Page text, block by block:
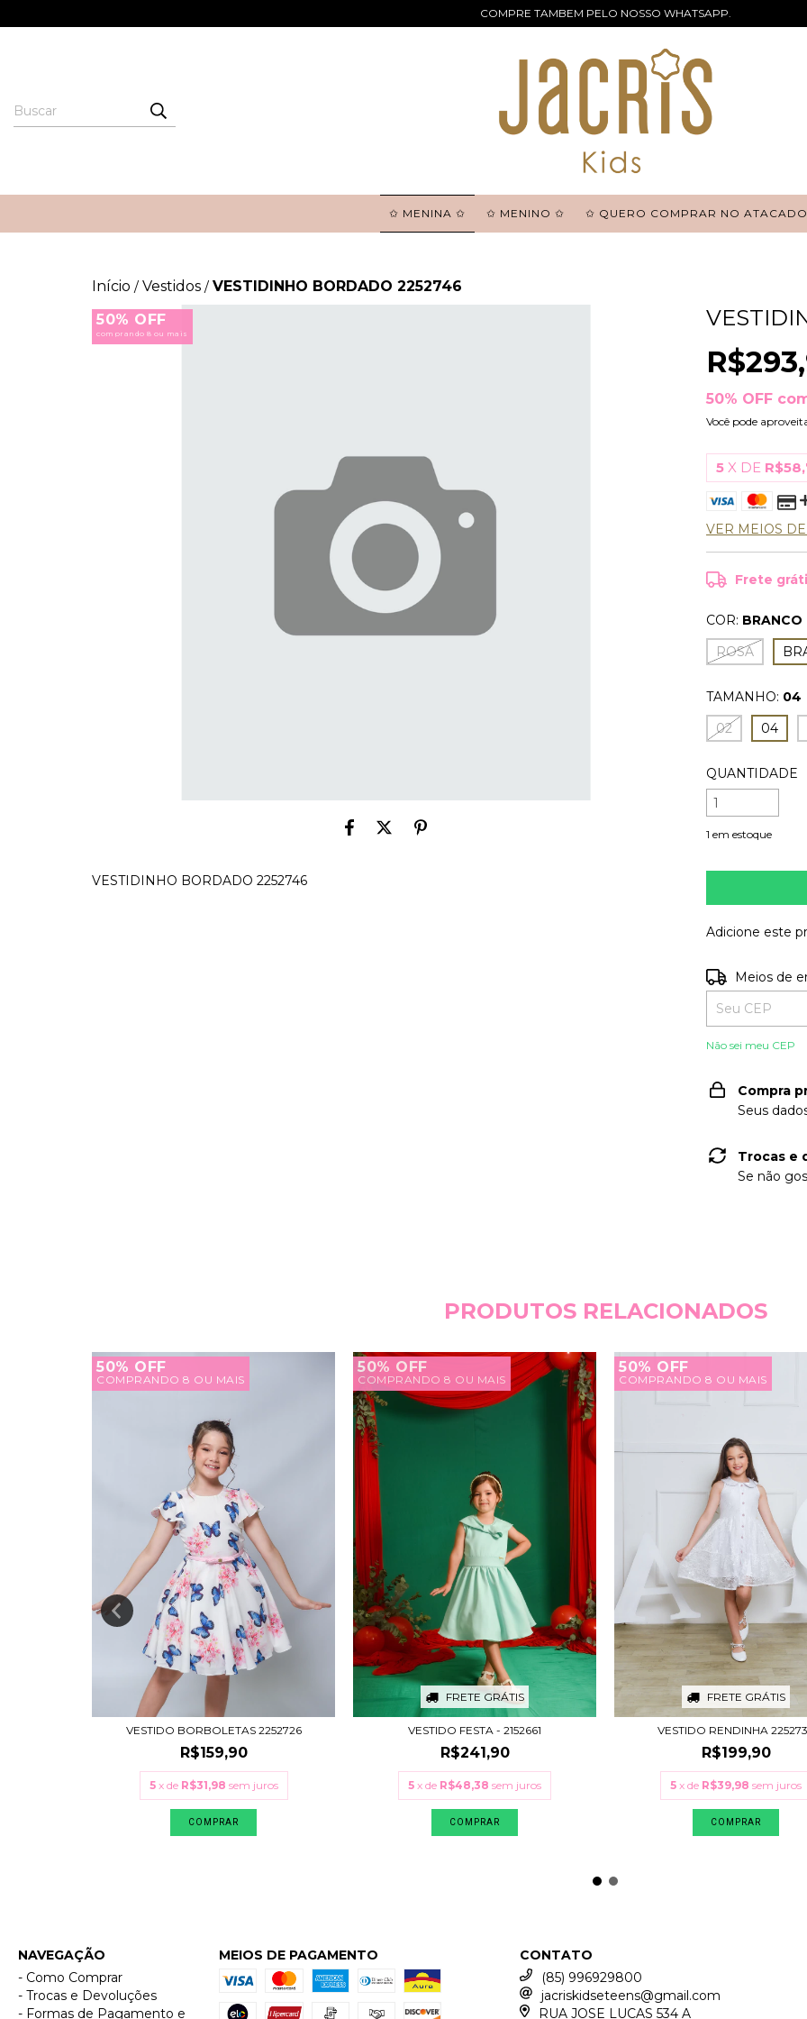
COMPRE TAMBEM PELO NOSSO WHATSAPP.
✩ MENINA ✩ ✩ MENINO ✩ ✩ QUERO COMPRAR NO
Início / Vestidos / VESTIDINHO BORDADO 2252746
50% OFF
comprando 8 ou mais
VESTIDINHO BORDADO 2252746
50% OFF
Você pode
5 X DE
VER MEIOS
Frete
COR: BRANCO
ROSA
TAMANHO: 04
02
04
QUANTIDADE
1 em estoque
Adicione este
Entregas para o
Meios de
Não sei meu CEP
Compra
Seus
Trocas e
Se não
PRODUTOS RELACIONADOS
50% OFF
COMPRANDO 8 OU MAIS
VESTIDO BORBOLETAS 2252726
R$159,90
5 x de R$31,98 sem juros
COMPRAR
50% OFF
COMPRANDO 8 OU MAIS
FRETE GRÁTIS
VESTIDO FESTA - 2152661
R$241,90
5 x de R$48,38 sem juros
COMPRAR
50% OFF
COMPRANDO 8 OU MAIS
FRETE GRÁTIS
VESTIDO RENDINHA
R$199,90
5 x de R$39,98 sem juros
COMPRAR
NAVEGAÇÃO
- Como Comprar
- Trocas e Devoluções
- Formas de Pagamento e
MEIOS DE PAGAMENTO
CONTATO
(85) 996929800
jacriskidseteens@gmail.com
RUA JOSE LUCAS 534 A